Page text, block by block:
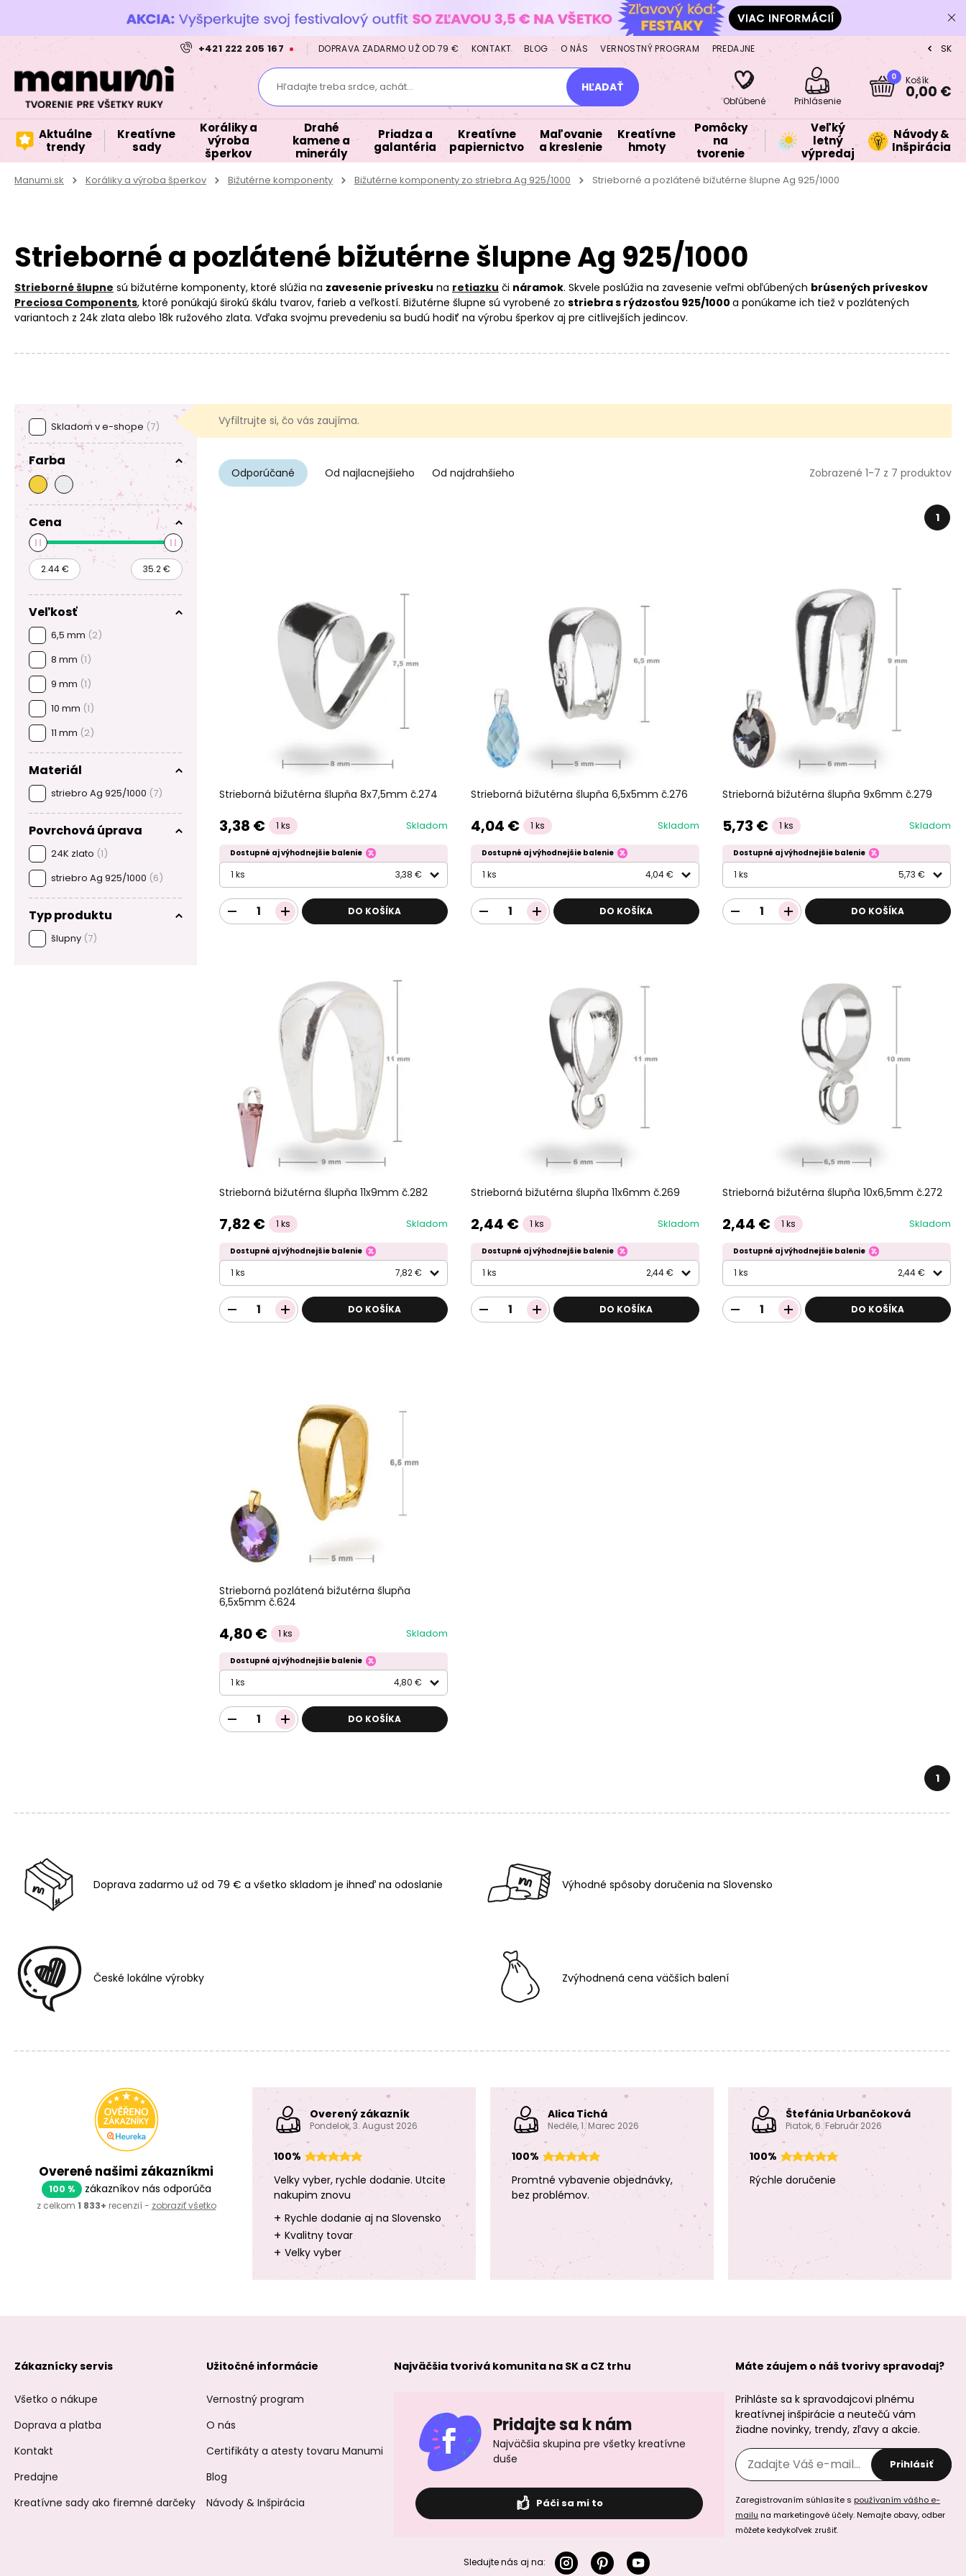
+421 222 205 167 DOPRAVA ZADARMO UŽ OD 79 € KONTAKT BLOG O NÁS VERNOSTNÝ PROGRAM PREDAJNE CZ
SK
Hľadajte treba srdce, achát... HĽADAŤ
Obľúbené Prihlásenie
0 Košík
0,00 €
Aktuálne
trendy
Kreatívne
sady
Koráliky a
výroba
šperkov
Drahé
kamene a
minerály
Priadza a
galantéria
Kreatívne
papiernictvo
Maľovanie
a kreslenie
Kreatívne
hmoty
Pomôcky
na
tvorenie
Veľký
letný
výpredaj
Návody &
Inšpirácia
Manumi.sk Koráliky a výroba šperkov Bižutérne komponenty Bižutérne komponenty zo striebra Ag 925/1000 Strieborné a pozlátené bižutérne šlupne Ag 925/1000
Strieborné a pozlátené bižutérne šlupne Ag 925/1000
Strieborné šlupne sú bižutérne komponenty, ktoré slúžia na zavesenie prívesku na retiazku či náramok. Skvele poslúžia na zavesenie veľmi obľúbených brúsených príveskov
Preciosa Components, ktoré ponúkajú širokú škálu tvarov, farieb a veľkostí. Bižutérne šlupne sú vyrobené zo striebra s rýdzosťou 925/1000 a ponúkame ich tiež v pozlátených
variantoch z 24k zlata alebo 18k ružového zlata. Vďaka svojmu prevedeniu sa budú hodiť na výrobu šperkov aj pre citlivejších jedincov.​​​​​​
Skladom v e-shope (7)
Farba
Cena
Veľkosť
6,5 mm (2)
8 mm (1)
9 mm (1)
10 mm (1)
11 mm (2)
Materiál
striebro Ag 925/1000 (7)
Povrchová úprava
24K zlato (1)
striebro Ag 925/1000 (6)
Typ produktu
šlupny (7)
Vyfiltrujte si, čo vás zaujíma.
Odporúčané Od najlacnejšieho Od najdrahšieho Zobrazené 1-7 z 7 produktov
1
Strieborná bižutérna šlupňa 8x7,5mm č.274
3,38 € 1 ks Skladom
Dostupné aj výhodnejšie balenie
1 ks 3,38 €
DO KOŠÍKA
Strieborná bižutérna šlupňa 6,5x5mm č.276
4,04 € 1 ks Skladom
Dostupné aj výhodnejšie balenie
1 ks 4,04 €
DO KOŠÍKA
Strieborná bižutérna šlupňa 9x6mm č.279
5,73 € 1 ks Skladom
Dostupné aj výhodnejšie balenie
1 ks 5,73 €
DO KOŠÍKA
Strieborná bižutérna šlupňa 11x9mm č.282
7,82 € 1 ks Skladom
Dostupné aj výhodnejšie balenie
1 ks 7,82 €
DO KOŠÍKA
Strieborná bižutérna šlupňa 11x6mm č.269
2,44 € 1 ks Skladom
Dostupné aj výhodnejšie balenie
1 ks 2,44 €
DO KOŠÍKA
Strieborná bižutérna šlupňa 10x6,5mm č.272
2,44 € 1 ks Skladom
Dostupné aj výhodnejšie balenie
1 ks 2,44 €
DO KOŠÍKA
Strieborná pozlátená bižutérna šlupňa
6,5x5mm č.624
4,80 € 1 ks Skladom
Dostupné aj výhodnejšie balenie
1 ks 4,80 €
DO KOŠÍKA
1
Doprava zadarmo už od 79 € a všetko skladom je ihneď na odoslanie Výhodné spôsoby doručenia na Slovensko
České lokálne výrobky Zvýhodnená cena väčších balení
Overené našimi zákazníkmi
100 % zákazníkov nás odporúča
z celkom 1 833+ recenzií - zobraziť všetko
Overený zákazník
Pondelok, 3. August 2026
100%
Velky vyber, rychle dodanie. Utcite
nakupim znovu
+ Rychle dodanie aj na Slovensko
+ Kvalitny tovar
+ Velky vyber
Alica Tichá
Neděle, 1. Marec 2026
100%
Promtné vybavenie objednávky,
bez problémov.
Štefánia Urbančoková
Piatok, 6. Február 2026
100%
Rýchle doručenie
Zákaznícky servis
Všetko o nákupe
Doprava a platba
Kontakt
Predajne
Kreatívne sady ako firemné darčeky
Užitočné informácie
Vernostný program
O nás
Certifikáty a atesty tovaru Manumi
Blog
Návody & Inšpirácia
Najväčšia tvorivá komunita na SK a CZ trhu
Pridajte sa k nám
Najväčšia skupina pre všetky kreatívne
duše
Páči sa mi to
Sledujte nás aj na:
Máte záujem o náš tvorivy spravodaj?
Prihláste sa k spravodajcovi plnému
kreatívnej inšpirácie a neutečú vám
žiadne novinky, trendy, zľavy a akcie.
Prihlásiť
Zaregistrovaním súhlasíte s používaním vášho e-
mailu na marketingové účely. Nemajte obavy, odber
môžete kedykoľvek zrušiť.